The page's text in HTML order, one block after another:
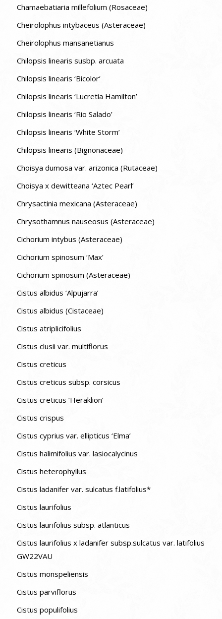
Chamaebatiaria millefolium (Rosaceae)
Cheirolophus intybaceus (Asteraceae)
Cheirolophus mansanetianus
Chilopsis linearis susbp. arcuata
Chilopsis linearis ‘Bicolor’
Chilopsis linearis ‘Lucretia Hamilton’
Chilopsis linearis ‘Rio Salado’
Chilopsis linearis ‘White Storm’
Chilopsis linearis (Bignonaceae)
Choisya dumosa var. arizonica (Rutaceae)
Choisya x dewitteana ‘Aztec Pearl’
Chrysactinia mexicana (Asteraceae)
Chrysothamnus nauseosus (Asteraceae)
Cichorium intybus (Asteraceae)
Cichorium spinosum ‘Max’
Cichorium spinosum (Asteraceae)
Cistus albidus ‘Alpujarra’
Cistus albidus (Cistaceae)
Cistus atriplicifolius
Cistus clusii var. multiflorus
Cistus creticus
Cistus creticus subsp. corsicus
Cistus creticus ‘Heraklion’
Cistus crispus
Cistus cyprius var. ellipticus ‘Elma’
Cistus halimifolius var. lasiocalycinus
Cistus heterophyllus
Cistus ladanifer var. sulcatus f.latifolius*
Cistus laurifolius
Cistus laurifolius subsp. atlanticus
Cistus laurifolius x ladanifer subsp.sulcatus var. latifolius
GW22VAU
Cistus monspeliensis
Cistus parviflorus
Cistus populifolius